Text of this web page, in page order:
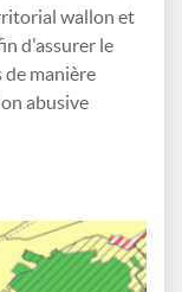
wallon et
d'assurer le
manière
abusive